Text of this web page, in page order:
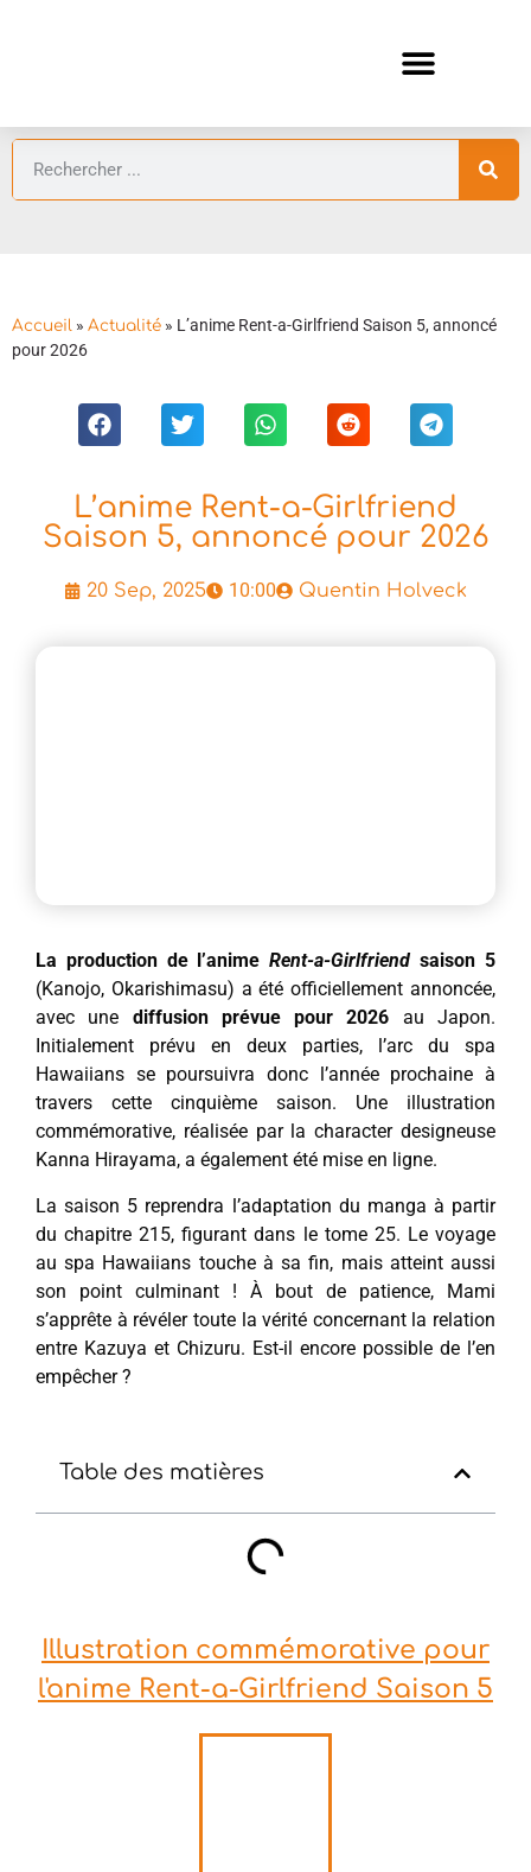
Accueil » Actualité » L’anime Rent-a-Girlfriend Saison 5, annoncé
pour 2026
L’anime Rent-a-Girlfriend
Saison 5, annoncé pour 2026
20 Sep, 2025 10:00 Quentin Holveck
La production de l’animeRent-a-Girlfriend saison 5
(Kanojo, Okarishimasu) a été officiellement annoncée,
avec une diffusion prévue pour 2026 au Japon.
Initialement prévu en deux parties, l’arc du spa
Hawaiians se poursuivra donc l’année prochaine à
travers cette cinquième saison. Une illustration
commémorative, réalisée par la character designeuse
Kanna Hirayama, a également été mise en ligne.
La saison 5 reprendra l’adaptation du manga à partir
du chapitre 215, figurant dans le tome 25. Le voyage
au spa Hawaiians touche à sa fin, mais atteint aussi
son point culminant ! À bout de patience, Mami
s’apprête à révéler toute la vérité concernant la relation
entre Kazuya et Chizuru. Est-il encore possible de l’en
empêcher ?
Table des matières
Illustration commémorative pour
l'anime Rent-a-Girlfriend Saison 5